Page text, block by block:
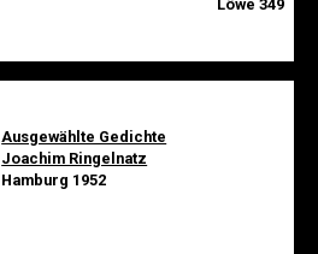
Löwe 349
Ausgewählte Gedichte
Joachim Ringelnatz
Hamburg 1952